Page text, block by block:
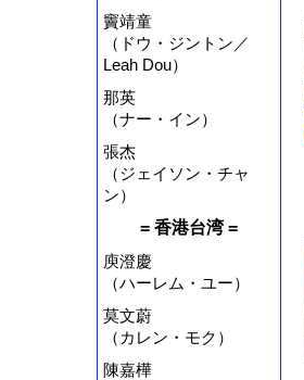
竇靖童
（ドウ・ジントン／
Leah Dou）
那英
（ナー・イン）
張杰
（ジェイソン・チャ
ン）
= 香港台湾 =
庾澄慶
（ハーレム・ユー）
莫文蔚
（カレン・モク）
陳嘉樺